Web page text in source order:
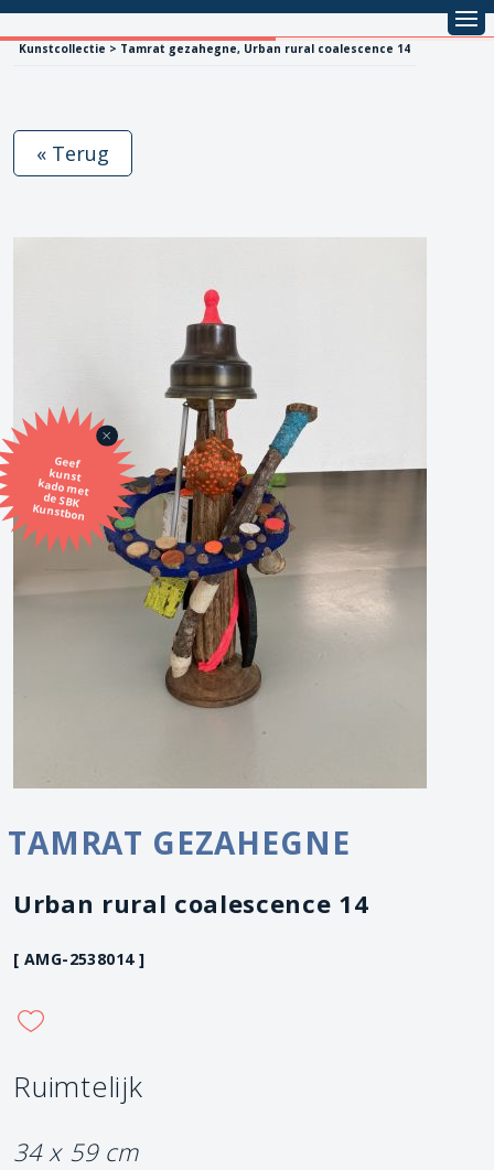
Kunstcollectie > Tamrat gezahegne, Urban rural coalescence 14
Geef
kunst
kado met
de SBK
Kunstbon
« Terug
TAMRAT GEZAHEGNE
Urban rural coalescence 14
[ AMG-2538014 ]
Ruimtelijk
34 x 59 cm